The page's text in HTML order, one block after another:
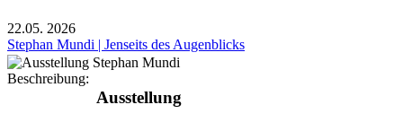
22.05. 2026
Stephan Mundi | Jenseits des Augenblicks
Beschreibung:
Ausstellung